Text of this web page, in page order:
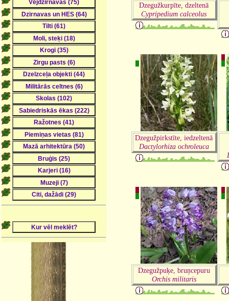
Dzegužkurpīte, dzeltenā
Cypripedium calceolus
Dzegužpirkstīte, iedzeltenā
Dactylorhiza ochroleuca
Dzegužpuķe, bruņcepuru
Orchis militaris